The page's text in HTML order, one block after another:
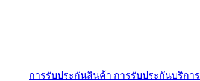
การรับประกันสินค้า การรับประกันบริการ